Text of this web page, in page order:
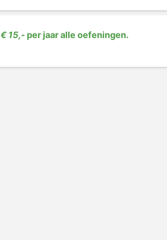
€ 15,- per jaar alle oefeningen.